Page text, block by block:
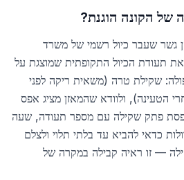
של הקונה הוגנת?
גשר שעבר כיול רשמי של משרד
תעודת הכיול התקופתית שמוצגת על
שקילת טרה (משאית ריקה לפני
הטעינה), ולוודא שהמאזן מציג אפס
פתק שקילה עם מספר תעודה, שעה
כדאי להביא עד בלתי תלוי ולצלם
— זו ראיה קבילה במקרה של